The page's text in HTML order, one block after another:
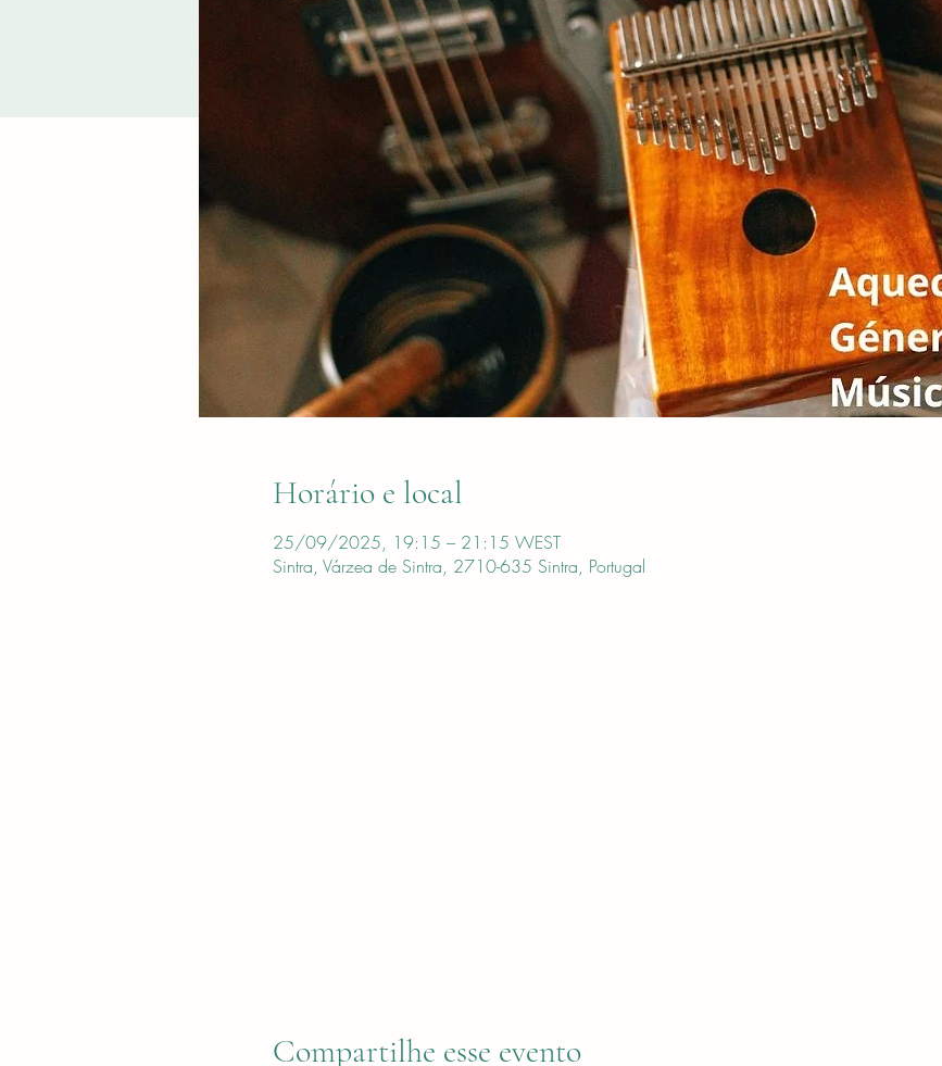
Horário e local
25/09/2025, 19:15 – 21:15 WEST
Sintra, Várzea de Sintra, 2710-635 Sintra, Portugal
Compartilhe esse evento